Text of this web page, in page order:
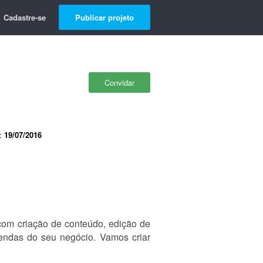
Cadastre-se Publicar projeto
Convidar
19/07/2016
criação de conteúdo, edição de
do seu negócio. Vamos criar